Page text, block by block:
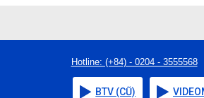
Hotline: (+84) - 0204 - 3555568
BTV (CŨ) VIDEO